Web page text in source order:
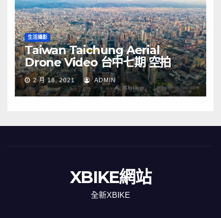
生活攝影
Taiwan Taichung Aerial
Drone Video 台中七期 空拍
2 月 18, 2021 ADMIN
XBIKE網站
全新XBIKE